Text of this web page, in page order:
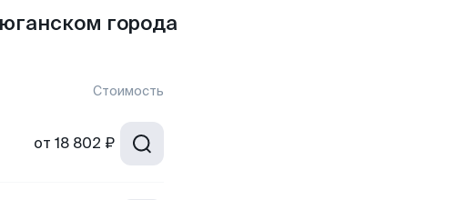
города
Стоимость
от 18 802 ₽